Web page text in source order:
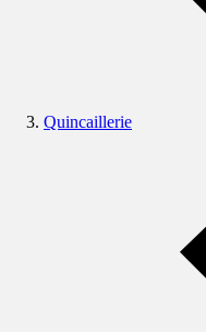
Quincaillerie